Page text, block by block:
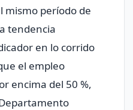
mismo período de
tendencia
en lo corrido
el empleo
encima del 50 %,